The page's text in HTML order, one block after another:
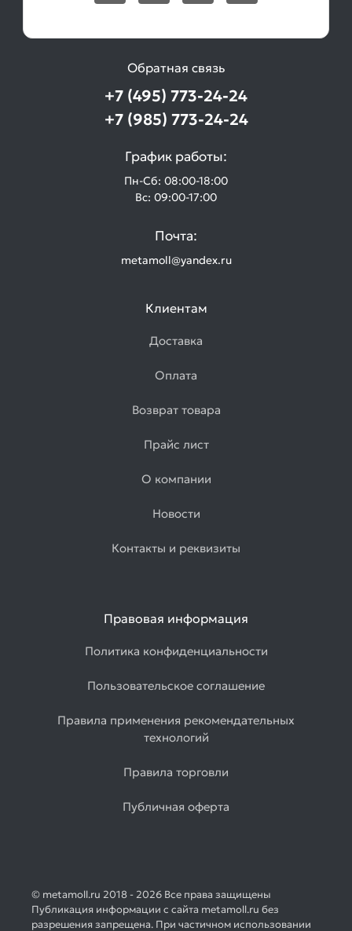
Обратная связь
+7 (495) 773-24-24
+7 (985) 773-24-24
График работы:
Пн-Сб: 08:00-18:00
Вс: 09:00-17:00
Почта:
metamoll@yandex.ru
Клиентам
Доставка
Оплата
Возврат товара
Прайс лист
О компании
Новости
Контакты и реквизиты
Правовая информация
Политика конфиденциальности
Пользовательское соглашение
Правила применения рекомендательных
технологий
Правила торговли
Публичная оферта
© metamoll.ru 2018 - 2026 Все права защищены
Публикация информации с сайта metamoll.ru без
разрешения запрещена. При частичном использовании